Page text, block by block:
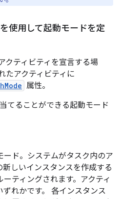
使用して起動モードを定
クティビティを宣言する場
たアクティビティに
属性。
てることができる起動モード
ード。システムがタスク内のア
新しいインスタンスを作成する
ーティングされます。アクティ
ずれかです。 各インスタンス